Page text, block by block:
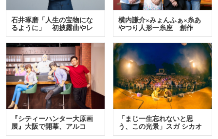
石井琢磨「人生の宝物にな
るように」 初披露曲やレ
ア…
横内謙介×みょんふぁ×糸あ
やつり人形一糸座 創作
人…
『シティーハンター大原画
展』大阪で開幕、アルコ
＆…
「まじ一生忘れないと思
う、この光景」スガ シカオ
と…